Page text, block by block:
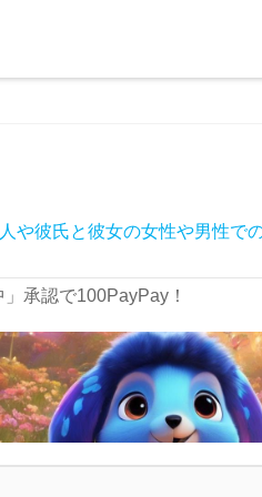
や彼氏と彼女の女性や男性で
承認で100PayPay！